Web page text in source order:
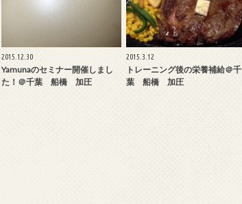
2015.12.30
Yamunaのセミナー開催しまし
た！＠千葉 船橋 加圧
2015.3.12
トレーニング後の栄養補給＠千
葉 船橋 加圧